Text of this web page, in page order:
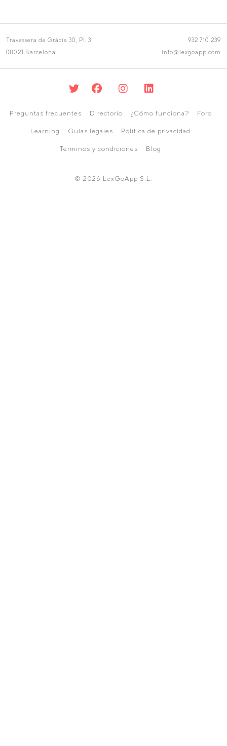
Travessera de Gràcia 30, Pl. 3
08021 Barcelona
932 710 239
info@lexgoapp.com
Preguntas frecuentes Directorio ¿Cómo funciona? Foro
Learning Guías legales Política de privacidad
Términos y condiciones Blog
© 2026 LexGoApp S.L.